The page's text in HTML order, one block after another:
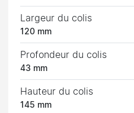
Largeur du colis
120 mm
Profondeur du colis
43 mm
Hauteur du colis
145 mm